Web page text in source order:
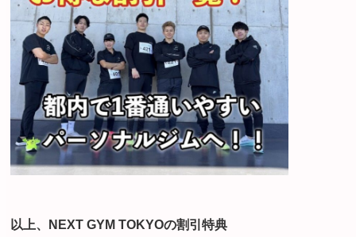
以上、NEXT GYM TOKYOの割引特典